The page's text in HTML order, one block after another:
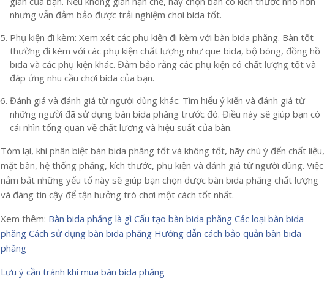
nhưng vẫn đảm bảo được trải nghiệm chơi bida tốt.
Phụ kiện đi kèm: Xem xét các phụ kiện đi kèm với bàn bida phăng. Bàn tốt
thường đi kèm với các phụ kiện chất lượng như que bida, bộ bóng, đồng hồ
bida và các phụ kiện khác. Đảm bảo rằng các phụ kiện có chất lượng tốt và
đáp ứng nhu cầu chơi bida của bạn.
Đánh giá và đánh giá từ người dùng khác: Tìm hiểu ý kiến và đánh giá từ
những người đã sử dụng bàn bida phăng trước đó. Điều này sẽ giúp bạn có
cái nhìn tổng quan về chất lượng và hiệu suất của bàn.
Tóm lại, khi phân biệt bàn bida phăng tốt và không tốt, hãy chú ý đến chất liệu,
mặt bàn, hệ thống phăng, kích thước, phụ kiện và đánh giá từ người dùng. Việc
nắm bắt những yếu tố này sẽ giúp bạn chọn được bàn bida phăng chất lượng
và đáng tin cậy để tận hưởng trò chơi một cách tốt nhất.
Xem thêm: Bàn bida phăng là gì Cấu tạo bàn bida phăng Các loại bàn bida
phăng Cách sử dụng bàn bida phăng Hướng dẫn cách bảo quản bàn bida
phăng
Lưu ý cần tránh khi mua bàn bida phăng